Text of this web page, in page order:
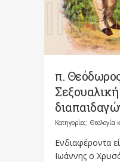
π.
Σεξουαλική
Κατηγορίες: Θεολογία
Ενδιαφέροντα
Ιωάννης ο